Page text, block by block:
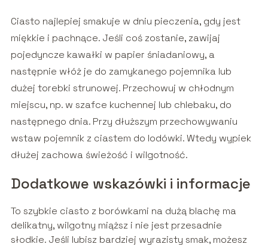
Ciasto najlepiej smakuje w dniu pieczenia, gdy jest
miękkie i pachnące. Jeśli coś zostanie, zawijaj
pojedyncze kawałki w papier śniadaniowy, a
następnie włóż je do zamykanego pojemnika lub
dużej torebki strunowej. Przechowuj w chłodnym
miejscu, np. w szafce kuchennej lub chlebaku, do
następnego dnia. Przy dłuższym przechowywaniu
wstaw pojemnik z ciastem do lodówki. Wtedy wypiek
dłużej zachowa świeżość i wilgotność.
Dodatkowe wskazówki i informacje
To szybkie ciasto z borówkami na dużą blachę ma
delikatny, wilgotny miąższ i nie jest przesadnie
słodkie. Jeśli lubisz bardziej wyrazisty smak, możesz